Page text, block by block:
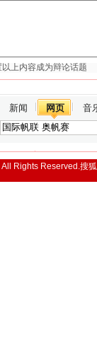
新闻 网页 音
Rights Reserved.搜